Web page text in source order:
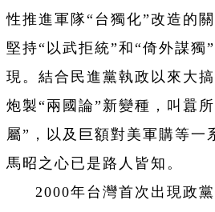
性推進軍隊“台獨化”改造的
堅持“以武拒統”和“倚外謀獨
現。結合民進黨執政以來大搞
炮製“兩國論”新變種，叫囂
屬”，以及巨額對美軍購等一
馬昭之心已是路人皆知。
2000年台灣首次出現政